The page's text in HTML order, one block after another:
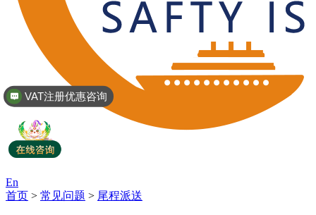
En
首页 > 常见问题 > 尾程派送
VAT注册优惠咨询